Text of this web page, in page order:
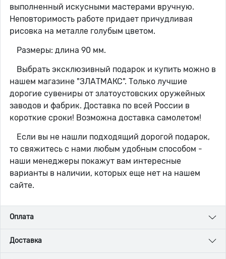
выполненный искусными мастерами вручную.
Неповторимость работе придает причудливая
рисовка на металле голубым цветом.
Размеры: длина 90 мм.
Выбрать эксклюзивный подарок и купить можно в
нашем магазине "ЗЛАТМАКС". Только лучшие
дорогие сувениры от златоустовских оружейных
заводов и фабрик. Доставка по всей России в
короткие сроки! Возможна доставка самолетом!
Если вы не нашли подходящий дорогой подарок,
то свяжитесь с нами любым удобным способом -
наши менеджеры покажут вам интересные
варианты в наличии, которых еще нет на нашем
сайте.
Оплата
Доставка